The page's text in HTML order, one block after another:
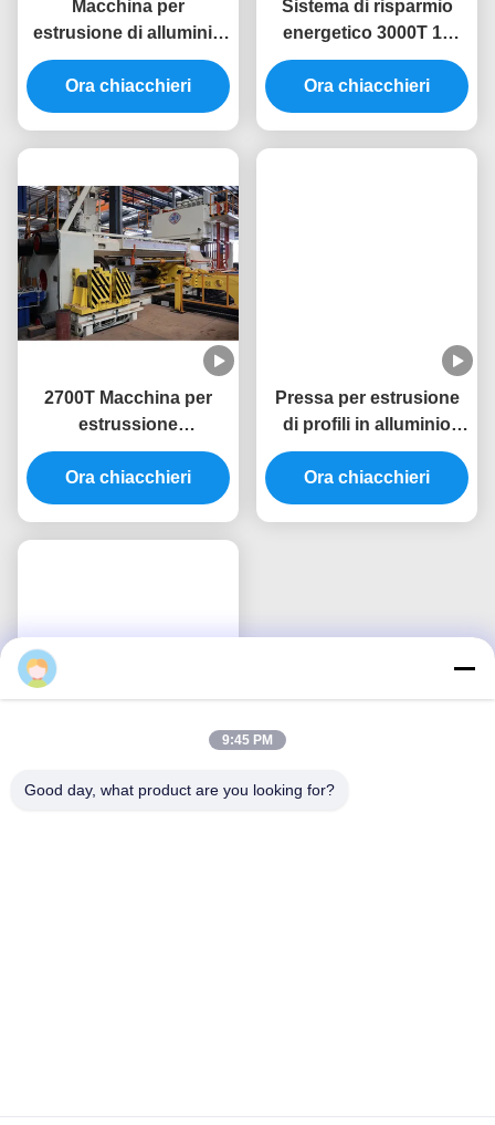
Linea Di Estrusione Dell'alluminio
Prodotti Correlati
Macchina per
estrusione di alluminio
ad alta produttività
3400T per presse di
estrusione di alluminio
Ora chiacchieri
Sistema di risparmio
energetico 3000T 10
pollici di alluminio
macchina di stampa per
Ora chiacchieri
9:45 PM
Good day, what product are you looking for?